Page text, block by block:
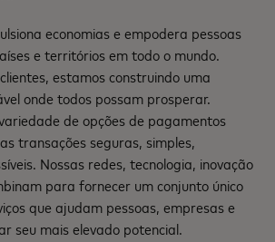
economias e empodera pessoas
e territórios em todo o mundo.
estamos construindo uma
onde todos possam prosperar.
de opções de pagamentos
transações seguras, simples,
Nossas redes, tecnologia, inovação
para fornecer um conjunto único
que ajudam pessoas, empresas e
seu mais elevado potencial.